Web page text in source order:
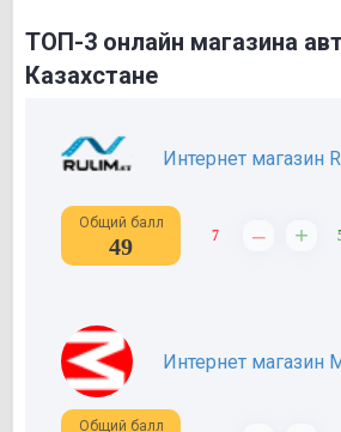
ТОП-3 онлайн магазина
Казахстане
Интернет магазин
Общий балл
49 7 – +
Интернет магазин
Общий балл